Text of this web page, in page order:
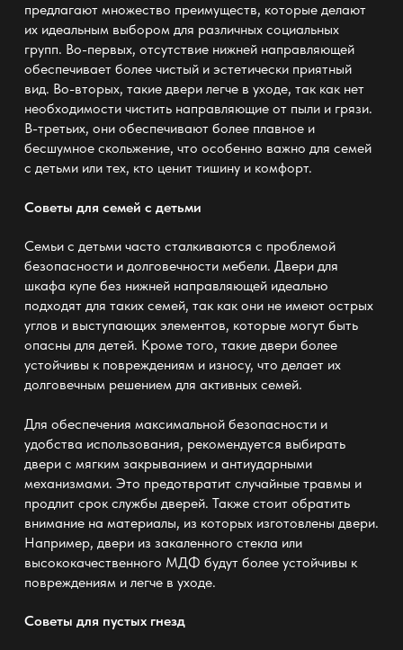
предлагаютмножество преимуществ, которые делают
их идеальным выбором для различных социальных
групп. Во-первых, отсутствие нижней направляющей
обеспечивает более чистый и эстетически приятный
вид. Во-вторых, такие двери легче в уходе, так как нет
необходимости чистить направляющие от пыли и грязи.
В-третьих, они обеспечивают более плавное и
бесшумное скольжение, что особенно важно для семей
с детьми или тех, кто ценит тишину и комфорт.
Советы для семей с детьми
Семьи с детьми часто сталкиваются с проблемой
безопасности и долговечности мебели. Двери для
шкафа купе без нижней направляющей идеально
подходят для таких семей, так как они не имеют острых
углов и выступающих элементов, которые могут быть
опасны для детей. Кроме того, такие двери более
устойчивы к повреждениям и износу, что делает их
долговечным решением для активных семей.
Для обеспечения максимальной безопасности и
удобства использования, рекомендуется выбирать
двери с мягким закрыванием и антиударными
механизмами. Это предотвратит случайные травмы и
продлит срок службы дверей. Также стоит обратить
внимание на материалы, из которых изготовлены двери.
Например, двери из закаленного стекла или
высококачественного МДФ будут более устойчивы к
повреждениям и легче в уходе.
Советы для пустых гнезд